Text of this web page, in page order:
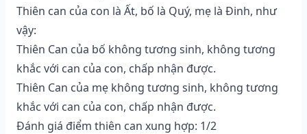
Thiên can của con là Ất, bố là Quý, mẹ là Đinh, như
vậy:
Thiên Can của bố không tương sinh, không tương
khắc với can của con, chấp nhận được.
Thiên Can của mẹ không tương sinh, không tương
khắc với can của con, chấp nhận được.
Đánh giá điểm thiên can xung hợp: 1/2